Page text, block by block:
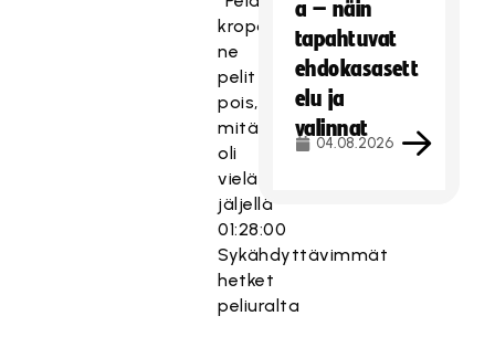
kropasta
ne
pelit
pois,
mitä
oli
vielä
jäljellä”
01:28:00
Sykähdyttävimmät
hetket
peliuralta
a – näin
tapahtuvat
ehdokasasett
elu ja
valinnat
04.08.2026